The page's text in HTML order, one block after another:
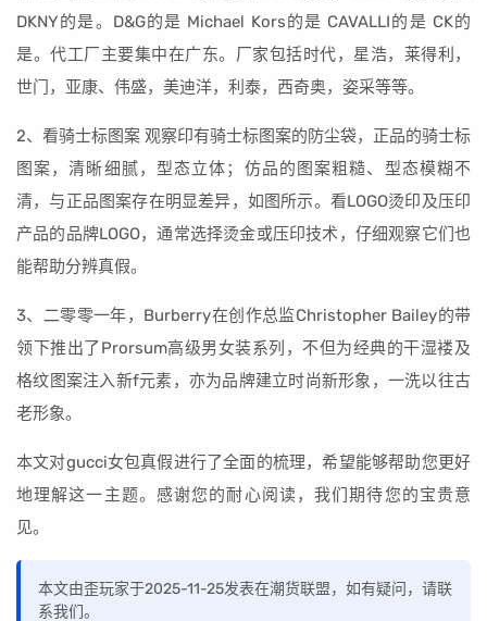
DKNY的是。D&G的是 Michael Kors的是 CAVALLI的是 CK的
是。代工厂主要集中在广东。厂家包括时代，星浩，莱得利，
世门，亚康、伟盛，美迪洋，利泰，西奇奥，姿采等等。
2、看骑士标图案 观察印有骑士标图案的防尘袋，正品的骑士标
图案，清晰细腻，型态立体；仿品的图案粗糙、型态模糊不
清，与正品图案存在明显差异，如图所示。看LOGO烫印及压印
产品的品牌LOGO，通常选择烫金或压印技术，仔细观察它们也
能帮助分辨真假。
3、二零零一年，Burberry在创作总监Christopher Bailey的带
领下推出了Prorsum高级男女装系列，不但为经典的干湿褛及
格纹图案注入新f元素，亦为品牌建立时尚新形象，一洗以往古
老形象。
本文对gucci女包真假进行了全面的梳理，希望能够帮助您更好
地理解这一主题。感谢您的耐心阅读，我们期待您的宝贵意
见。
本文由歪玩家于2025-11-25发表在潮货联盟，如有疑问，请联
系我们。